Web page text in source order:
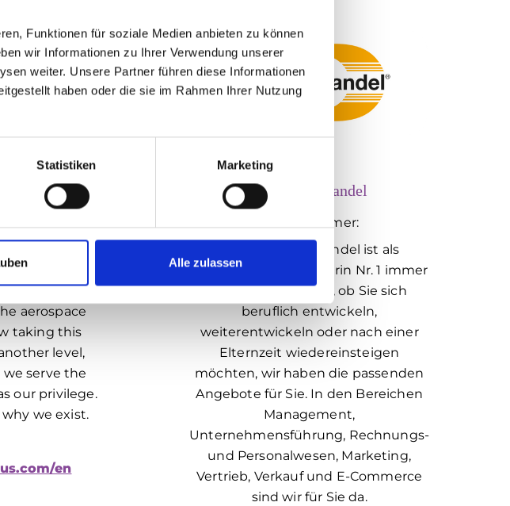
Funktionen für soziale Medien anbieten zu können
wir Informationen zu Ihrer Verwendung unserer
weiter. Unsere Partner führen diese Informationen
haben oder die sie im Rahmen Ihrer Nutzung
Statistiken Marketing
Alle zulassen
new
and our
aerospace
taking this
level,
serve the
our privilege.
we exist.
en
Akademie Handel
Standnummer:
Die Akademie Handel ist als
Weiterbildungspartnerin Nr. 1 immer
an Ihrer Seite. Egal, ob Sie sich
beruflich entwickeln,
weiterentwickeln oder nach einer
Elternzeit wiedereinsteigen
möchten, wir haben die passenden
Angebote für Sie. In den Bereichen
Management,
Unternehmensführung, Rechnungs-
und Personalwesen, Marketing,
Vertrieb, Verkauf und E-Commerce
sind wir für Sie da.